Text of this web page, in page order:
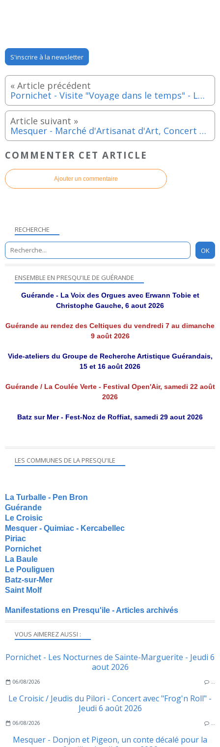
S'inscrire à la newsletter
Pornichet - Visite "Voyage dans le temps" - Lundi 10 aout 2026
Mesquer - Marché d'Artisanat d'Art, Concert de Belozidé - Lundi 10 aout 2026
COMMENTER CET ARTICLE
Ajouter un commentaire
RECHERCHE
VOUS AIMEREZ AUSSI :
Pornichet - Les Nocturnes de Sainte-Marguerite - Jeudi 6
aout 2026
06/08/2026 …
Le Croisic / Jeudis du Pilori - Concert avec "Frog'n Roll" -
Jeudi 6 août 2026
06/08/2026 …
Mesquer - Donjon et Pigeon, un conte décalé pour la
ENSEMBLE EN PRESQU'ILE DE GUÉRANDE
Guérande - La Voix des Orgues avec Erwann Tobie et
Christophe Gauche, 6 aout 2026
Guérande au rendez des Celtiques du vendredi 7 au dimanche
9 août 2026
Vide-ateliers du Groupe de Recherche Artistique Guérandais,
15 et 16 août 2026
Guérande / La Coulée Verte - Festival Open'Air, samedi 22 août
2026
Batz sur Mer - Fest-Noz de Roffiat, samedi 29 aout 2026
LES COMMUNES DE LA PRESQU'ILE
La Turballe - Pen Bron
Guérande
Le Croisic
Mesquer - Quimiac - Kercabellec
Piriac
Pornichet
La Baule
Le Pouliguen
Batz-sur-Mer
Saint Molf
Manifestations en Presqu'ile - Articles archivés